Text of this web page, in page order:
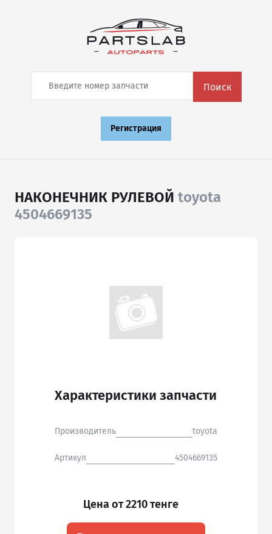
Поиск
Регистрация
НАКОНЕЧНИК РУЛЕВОЙ toyota
4504669135
Характеристики запчасти
Производитель toyota
Артикул 4504669135
Цена от 2210 тенге